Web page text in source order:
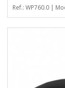
Ref.: WP760.0 |